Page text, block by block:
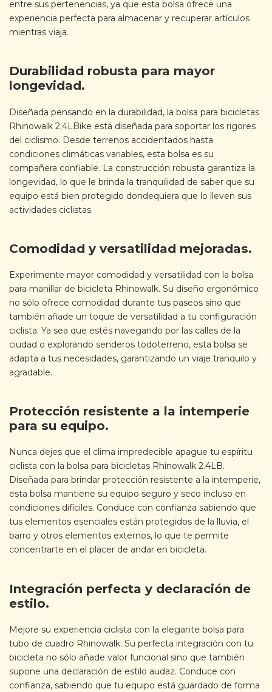
entre sus pertenencias, ya que esta bolsa ofrece una
experiencia perfecta para almacenar y recuperar artículos
mientras viaja.
Durabilidad robusta para mayor
longevidad.
Diseñada pensando en la durabilidad, la bolsa para bicicletas
Rhinowalk 2.4LBike está diseñada para soportar los rigores
del ciclismo. Desde terrenos accidentados hasta
condiciones climáticas variables, esta bolsa es su
compañera confiable. La construcción robusta garantiza la
longevidad, lo que le brinda la tranquilidad de saber que su
equipo está bien protegido dondequiera que lo lleven sus
actividades ciclistas.
Comodidad y versatilidad mejoradas.
Experimente mayor comodidad y versatilidad con la bolsa
para manillar de bicicleta Rhinowalk. Su diseño ergonómico
no sólo ofrece comodidad durante tus paseos sino que
también añade un toque de versatilidad a tu configuración
ciclista. Ya sea que estés navegando por las calles de la
ciudad o explorando senderos todoterreno, esta bolsa se
adapta a tus necesidades, garantizando un viaje tranquilo y
agradable.
Protección resistente a la intemperie
para su equipo.
Nunca dejes que el clima impredecible apague tu espíritu
ciclista con la bolsa para bicicletas Rhinowalk 2.4LB.
Diseñada para brindar protección resistente a la intemperie,
esta bolsa mantiene su equipo seguro y seco incluso en
condiciones difíciles. Conduce con confianza sabiendo que
tus elementos esenciales están protegidos de la lluvia, el
barro y otros elementos externos, lo que te permite
concentrarte en el placer de andar en bicicleta.
Integración perfecta y declaración de
estilo.
Mejore su experiencia ciclista con la elegante bolsa para
tubo de cuadro Rhinowalk. Su perfecta integración con tu
bicicleta no sólo añade valor funcional sino que también
supone una declaración de estilo audaz. Conduce con
confianza, sabiendo que tu equipo está guardado de forma